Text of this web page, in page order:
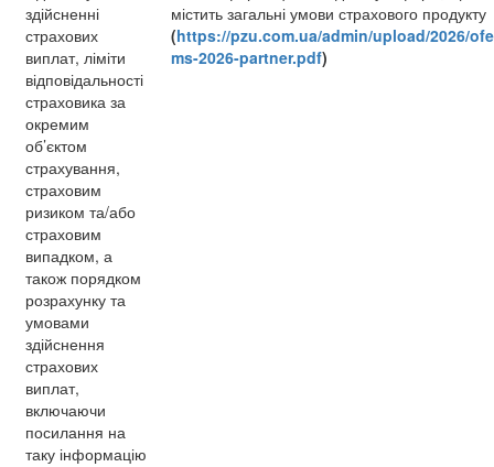
здійсненні
страхових
виплат, ліміти
відповідальності
страховика за
окремим
об’єктом
страхування,
страховим
ризиком та/або
страховим
випадком, а
також порядком
розрахунку та
умовами
здійснення
страхових
виплат,
включаючи
посилання на
таку інформацію
містить загальні умови страхового продукту
(https://pzu.com.ua/admin/upload/2026/
ms-2026-partner.pdf)